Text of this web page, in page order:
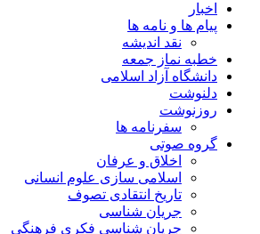
اخبار
پیام ها و نامه ها
نقد اندیشه
خطبه نماز جمعه
دانشگاه آزاد اسلامی
دلنوشت
روزنوشت
سفرنامه ها
گروه صوتی
اخلاق و عرفان
اسلامی سازی علوم انسانی
تاریخ انتقادی تصوف
جریان شناسی
جریان شناسی فکری فرهنگی